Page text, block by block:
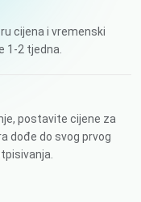
cijena i vremenski
1-2 tjedna.
postavite cijene za
dođe do svog prvog